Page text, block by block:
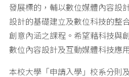
發展標的，輔以數位媒體內容設
設計的基礎建立及數位科技的整
創意內涵之課程。希望藉科技與
數位內容設計及互動媒體科技應
本校大學「申請入學」校系分則